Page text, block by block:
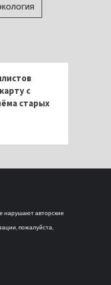
с
старых
нарушают авторские
пожалуйста,